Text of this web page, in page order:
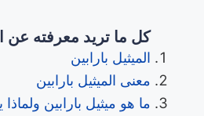
كل ما تريد معرفته عن
الميثيل بارابين
معنى الميثيل بارابين
ما هو ميثيل بارابين